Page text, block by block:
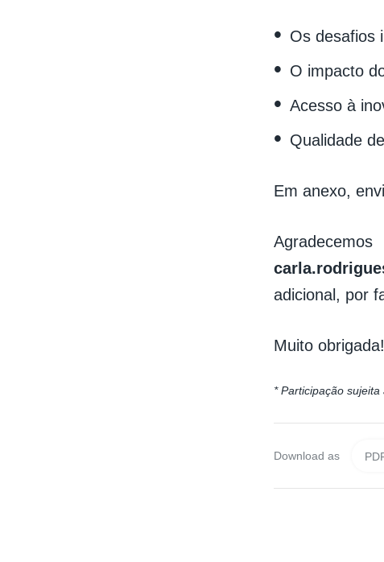
Os desafios
O impacto
Acesso à
Qualidade
Em anexo,
adicional, por
Muito obrigada!
* Participação
Download as